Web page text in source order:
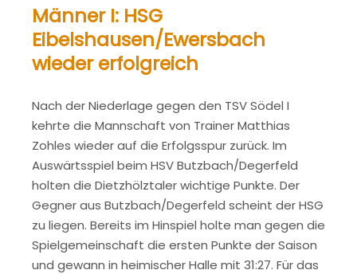
Männer I: HSG
Eibelshausen/Ewersbach
wieder erfolgreich
Nach der Niederlage gegen den TSV Södel I
kehrte die Mannschaft von Trainer Matthias
Zohles wieder auf die Erfolgsspur zurück. Im
Auswärtsspiel beim HSV Butzbach/Degerfeld
holten die Dietzhölztaler wichtige Punkte. Der
Gegner aus Butzbach/Degerfeld scheint der HSG
zu liegen. Bereits im Hinspiel holte man gegen die
Spielgemeinschaft die ersten Punkte der Saison
und gewann in heimischer Halle mit 31:27. Für das